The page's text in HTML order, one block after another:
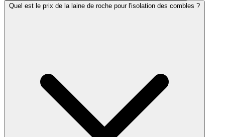
Quel est le prix de la laine de roche pour l'isolation des combles ?